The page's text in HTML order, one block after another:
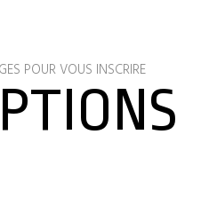
POUR VOUS INSCRIRE